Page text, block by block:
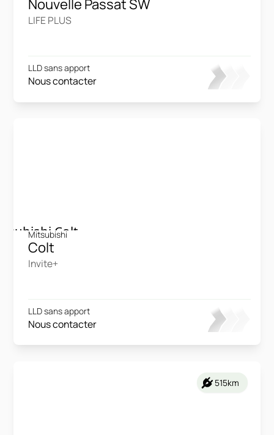
Nouvelle Passat SW
LIFE PLUS
LLD sans apport
Nous contacter
Mitsubishi
Colt
Invite+
LLD sans apport
Nous contacter
515km